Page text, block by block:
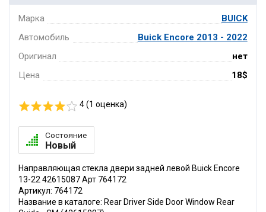
Марка
BUICK
Автомобиль
Buick Encore 2013 - 2022
Оригинал
нет
Цена
18$
4 (1 оценка)
Состояние
Новый
Направляющая стекла двери задней левой Buick Encore
13-22 42615087 Арт 764172
Артикул: 764172
Название в каталоге: Rear Driver Side Door Window Rear